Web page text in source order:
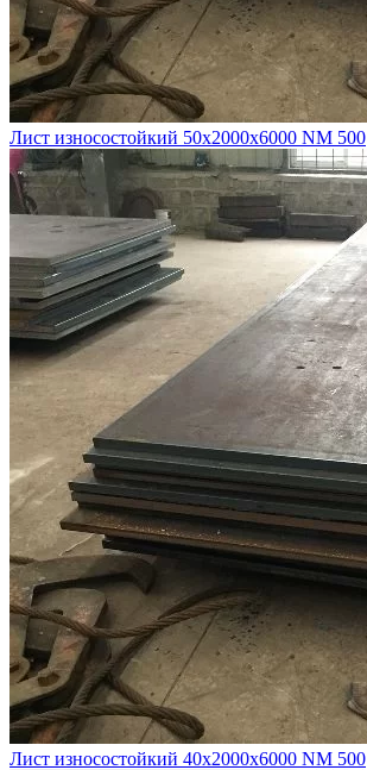
Лист износостойкий 50х2000х6000 NM 500
Лист износостойкий 40х2000х6000 NM 500